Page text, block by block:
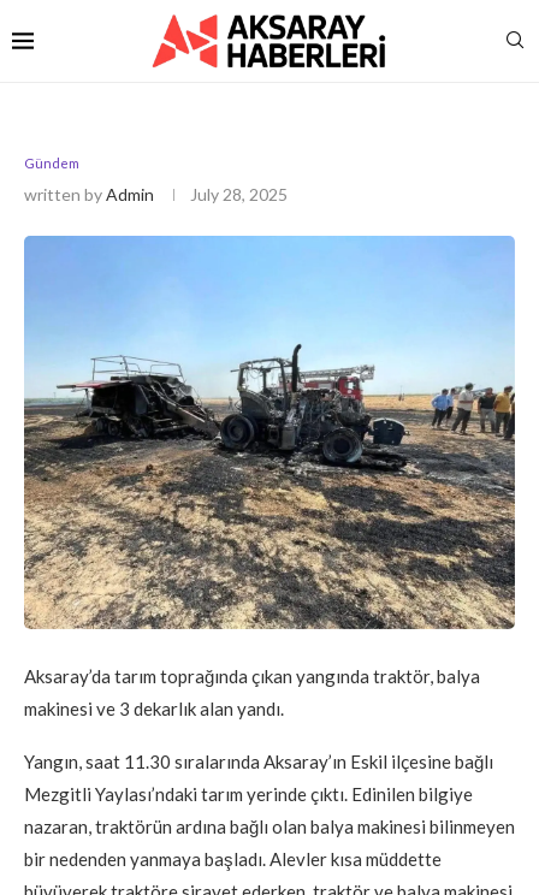
Gündem
written byAdmin July 28, 2025
Aksaray’da tarım toprağında çıkan yangında traktör, balya
makinesi ve 3 dekarlık alan yandı.
Yangın, saat 11.30 sıralarında Aksaray’ın Eskil ilçesine bağlı
Mezgitli Yaylası’ndaki tarım yerinde çıktı. Edinilen bilgiye
nazaran, traktörün ardına bağlı olan balya makinesi bilinmeyen
bir nedenden yanmaya başladı. Alevler kısa müddette